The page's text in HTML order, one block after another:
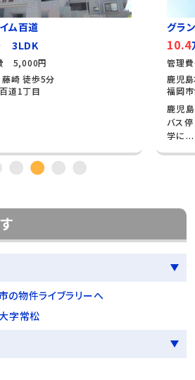
ム百道
3LDK
5,000円
崎 徒歩5分
道1丁目
グラ
10.4
管理
鹿児
福岡
鹿児
バス
学に...
の物件ライブラリーへ
字常松